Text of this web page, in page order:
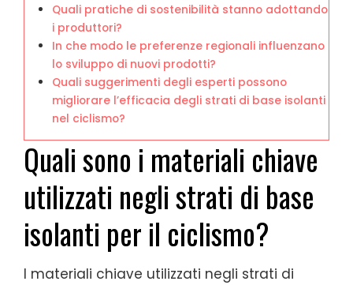
Quali pratiche di sostenibilità stanno adottando
i produttori?
In che modo le preferenze regionali influenzano
lo sviluppo di nuovi prodotti?
Quali suggerimenti degli esperti possono
migliorare l’efficacia degli strati di base isolanti
nel ciclismo?
Quali sono i materiali chiave
utilizzati negli strati di base
isolanti per il ciclismo?
I materiali chiave utilizzati negli strati di